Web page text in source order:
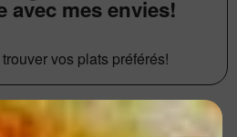
avec mes envies!
vos plats préférés!